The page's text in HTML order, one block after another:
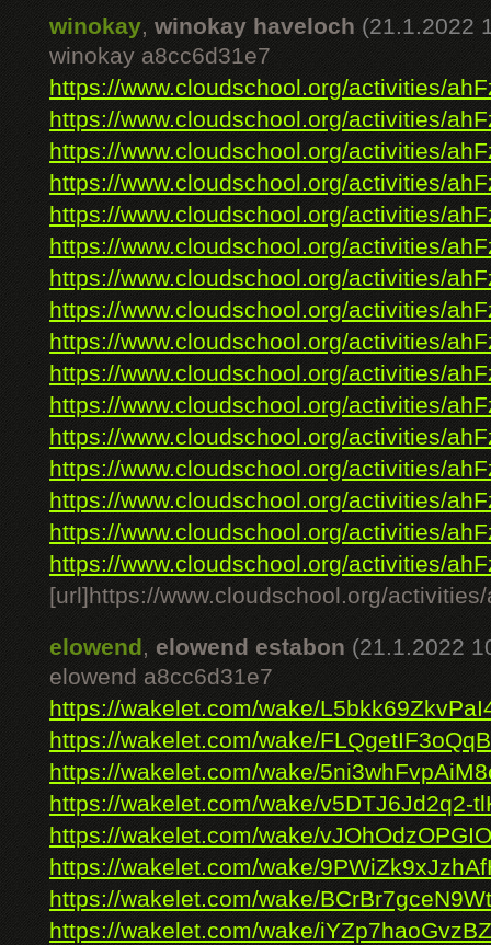
winokay, winokay haveloch (21.1.2022
winokay a8cc6d31e7
https://www.cloudschool.org/activities/
https://www.cloudschool.org/activities/
https://www.cloudschool.org/activities/
https://www.cloudschool.org/activities/
https://www.cloudschool.org/activities/
https://www.cloudschool.org/activities/
https://www.cloudschool.org/activities/
https://www.cloudschool.org/activities/
https://www.cloudschool.org/activities/
https://www.cloudschool.org/activities/
https://www.cloudschool.org/activities/
https://www.cloudschool.org/activities/
https://www.cloudschool.org/activities/
https://www.cloudschool.org/activities/
https://www.cloudschool.org/activities/
https://www.cloudschool.org/activities/
[url]https://www.cloudschool.org/
elowend, elowend estabon (21.1.2022
elowend a8cc6d31e7
https://wakelet.com/wake/
https://wakelet.com/wake/
https://wakelet.com/wake/
https://wakelet.com/wake/v5DTJ6Jd2q2-
https://wakelet.com/wake/
https://wakelet.com/wake/
https://wakelet.com/wake/
https://wakelet.com/wake/